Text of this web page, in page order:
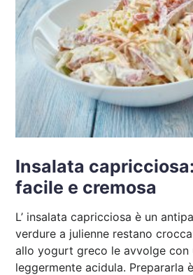
Insalata
facile e cremosa
L’ insalata capricciosa è un
verdure a julienne restano
allo yogurt greco le avvolge con
leggermente acidula. Prepararla